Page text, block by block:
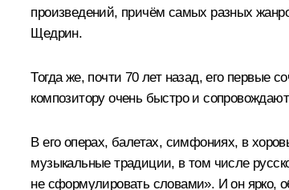
произведений, причём самых разных
Щедрин.
Тогда же, почти 70 лет назад, его первые
композитору очень быстро и
В его операх, балетах, симфониях, в
музыкальные традиции, в том числе
не сформулировать словами». И он ярко,